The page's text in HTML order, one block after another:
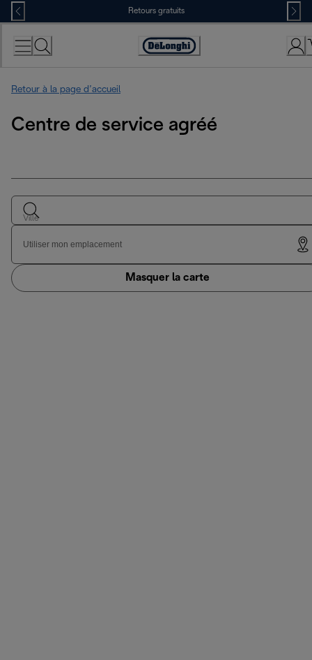
Skip
to
Content
Retours gratuits
Déclaration
Retour à la page d’accueil
Centre de service agréé
Ville
Utiliser mon emplacement
Masquer la carte